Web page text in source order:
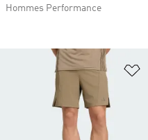
Hommes Performance